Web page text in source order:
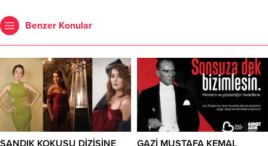
Benzer Konular
SANDIK KOKUSU DİZİSİNE
GAZİ MUSTAFA KEMAL